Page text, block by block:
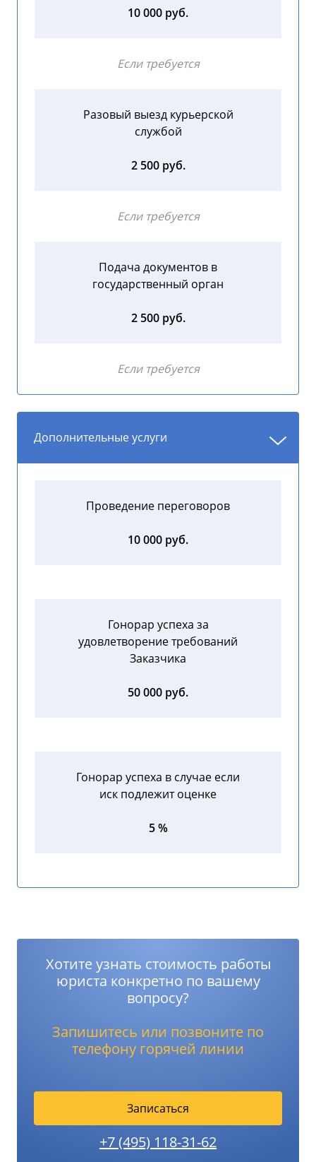
10 000 руб.
Если требуется
Разовый выезд курьерской
службой
2 500 руб.
Если требуется
Подача документов в
государственный орган
2 500 руб.
Если требуется
Дополнительные услуги
Проведение переговоров
10 000 руб.
Гонорар успеха за
удовлетворение требований
Заказчика
50 000 руб.
Гонорар успеха в случае если
иск подлежит оценке
5 %
Хотите узнать стоимость работы
юриста конкретно по вашему
вопросу?
Запишитесь или позвоните по
телефону горячей линии
Записаться
+7 (495) 118-31-62